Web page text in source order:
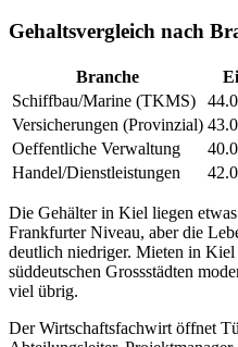
Gehaltsvergleich nach
Branche
Schiffbau/Marine (TKMS)
Versicherungen (Provinzial)
Oeffentliche Verwaltung
Handel/Dienstleistungen
Die Gehälter in Kiel liegen
Frankfurter Niveau, aber die
deutlich niedriger. Mieten in
süddeutschen Grossstädten
viel übrig.
Der Wirtschaftsfachwirt öffnet